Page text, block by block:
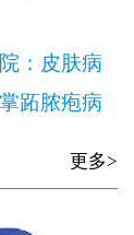
：皮肤病
跖脓疱病
更多>